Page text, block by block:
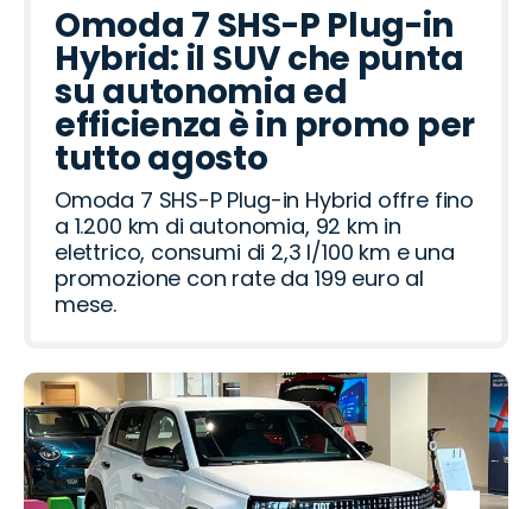
Omoda 7 SHS-P Plug-in
Hybrid: il SUV che punta
su autonomia ed
efficienza è in promo per
tutto agosto
Omoda 7 SHS-P Plug-in Hybrid offre fino
a 1.200 km di autonomia, 92 km in
elettrico, consumi di 2,3 l/100 km e una
promozione con rate da 199 euro al
mese.